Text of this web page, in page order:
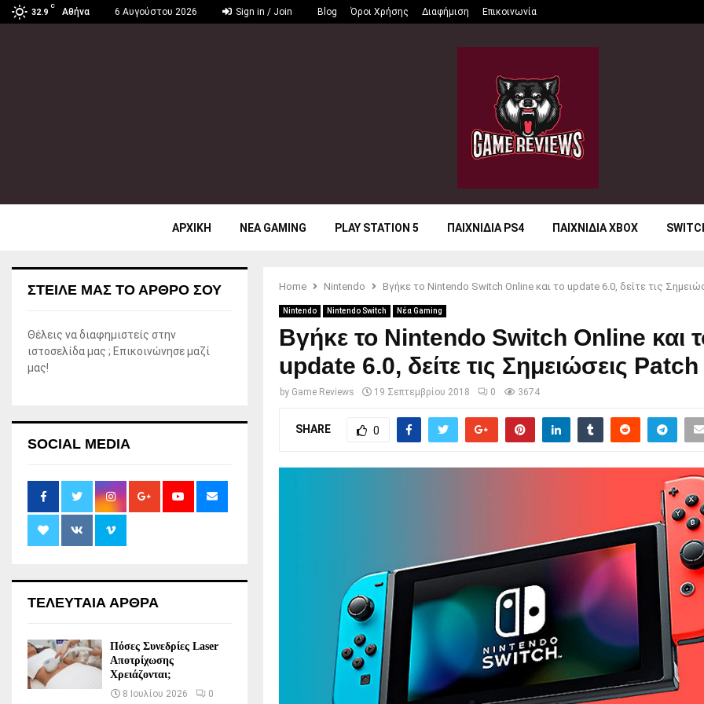
32.9
C
Αθήνα 6 Αυγούστου 2026 Sign in / Join Blog Όροι Χρήσης Διαφήμιση Επικοινωνία
ΑΡΧΙΚΗ ΝΕΑ GAMING PLAY STATION 5 ΠΑΙΧΝΙΔΙΑ PS4 ΠΑΙΧΝΙΔΙΑ XBOX
Home Nintendo Βγήκε το Nintendo Switch Online και το update 6.0, δείτε τις
Nintendo Nintendo Switch Νέα Gaming
Βγήκε το Nintendo Switch Online και
update 6.0, δείτε τις Σημειώσεις Patch
by Game Reviews 19 Σεπτεμβρίου 2018 0 3674
SHARE 0
ΣΤΕΊΛΕ ΜΑΣ ΤΟ ΆΡΘΡΟ ΣΟΥ
Θέλεις να διαφημιστείς στην
ιστοσελίδα μας ; Επικοινώνησε μαζί
μας!
SOCIAL MEDIA
ΤΕΛΕΥΤΑΙΑ ΑΡΘΡΑ
Πόσες Συνεδρίες Laser
Αποτρίχωσης
Χρειάζονται;
8 Ιουλίου 2026 0